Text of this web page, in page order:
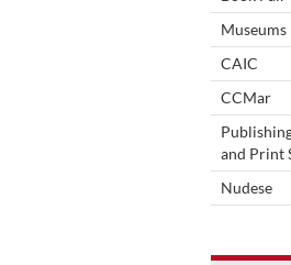
Museums
CAIC
CCMar
and Print
Nudese